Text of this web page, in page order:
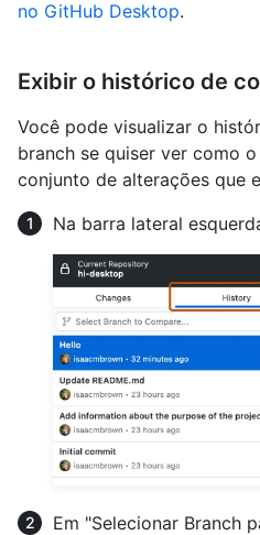
no GitHub Desktop.
Exibir o histórico de
Você pode visualizar o
branch se quiser ver como
conjunto de alterações que
Na barra lateral
Em "Selecionar Branch